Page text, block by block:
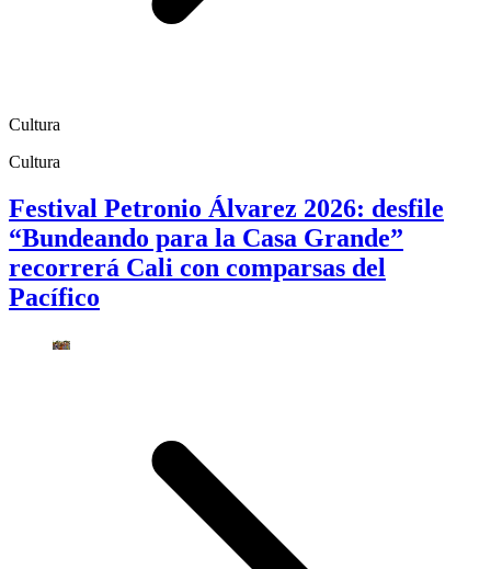
Cultura
Cultura
Festival Petronio Álvarez 2026: desfile
“Bundeando para la Casa Grande”
recorrerá Cali con comparsas del
Pacífico